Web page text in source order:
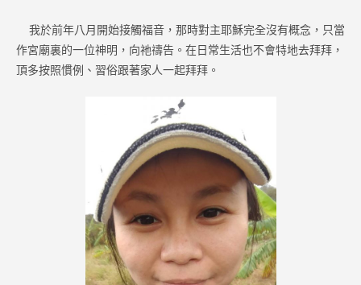
我於前年八月開始接觸福音，那時對主耶穌完全沒有概念，只當
作宮廟裏的一位神明，向祂禱告。在日常生活也不會特地去拜拜，
頂多按照慣例、習俗跟著家人一起拜拜。